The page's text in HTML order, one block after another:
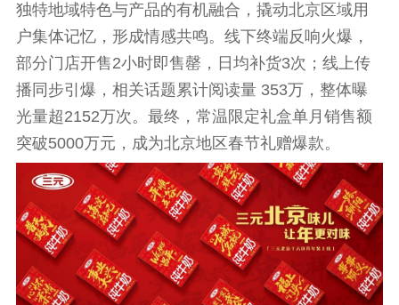
独特地域特色与产品的有机融合，撬动北京区域用
户集体记忆，形成情感共鸣。线下终端反响火爆，
部分门店开售2小时即售罄，日均补货3次；线上传
播同步引爆，相关话题累计阅读量 353万，整体曝
光量超2152万次。最终，常温限定礼盒单月销售额
突破5000万元，成为北京地区春节礼赠爆款。